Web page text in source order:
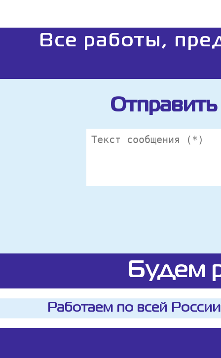
Все работы,
Отправить
Будем
Работаем по всей